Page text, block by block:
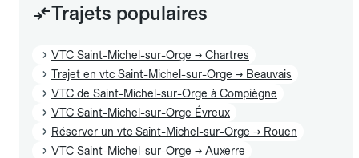
Trajets populaires
VTC Saint-Michel-sur-Orge → Chartres
Trajet en vtc Saint-Michel-sur-Orge → Beauvais
VTC de Saint-Michel-sur-Orge à Compiègne
VTC Saint-Michel-sur-Orge Évreux
Réserver un vtc Saint-Michel-sur-Orge → Rouen
VTC Saint-Michel-sur-Orge → Auxerre